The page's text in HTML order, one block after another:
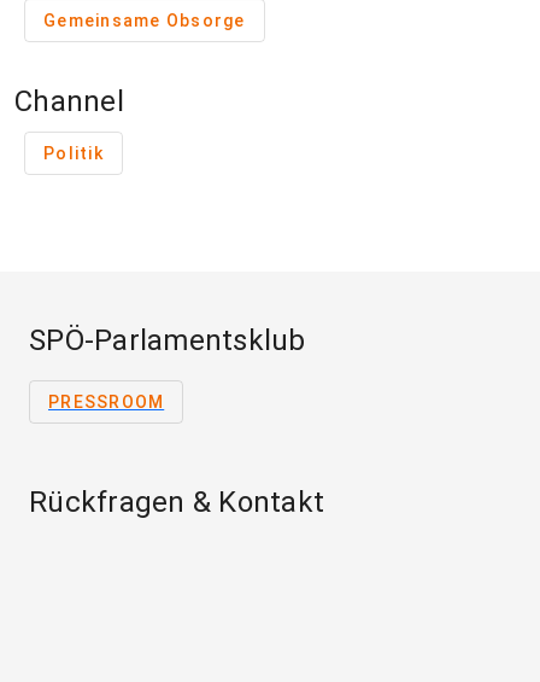
Gemeinsame Obsorge
Channel
Politik
SPÖ-Parlamentsklub
PRESSROOM
Rückfragen & Kontakt